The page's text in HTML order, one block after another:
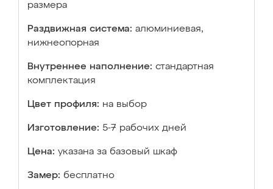
размера
Раздвижная система: алюминиевая,
нижнеопорная
Внутреннее наполнение: стандартная
комплектация
Цвет профиля: на выбор
Изготовление: 5-7 рабочих дней
Цена: указана за базовый шкаф
Замер: бесплатно